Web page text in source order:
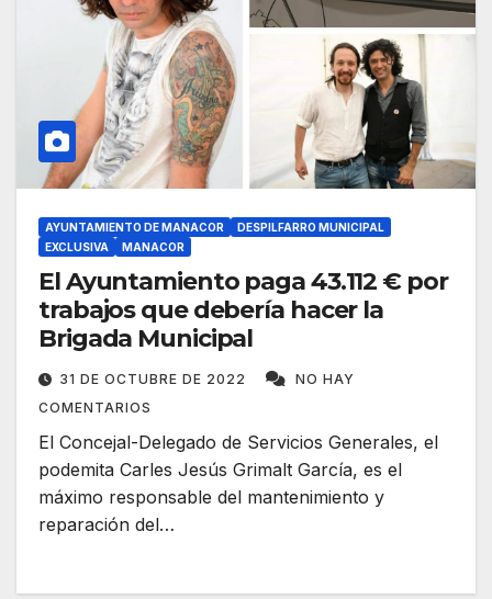
AYUNTAMIENTO DE MANACOR
DESPILFARRO MUNICIPAL
EXCLUSIVA
MANACOR
El Ayuntamiento paga 43.112 € por
trabajos que debería hacer la
Brigada Municipal
31 DE OCTUBRE DE 2022
NO HAY
COMENTARIOS
El Concejal-Delegado de Servicios Generales, el
podemita Carles Jesús Grimalt García, es el
máximo responsable del mantenimiento y
reparación del…